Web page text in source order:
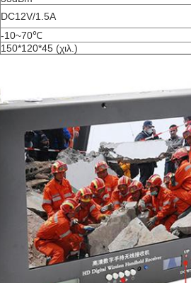
DC12V/1.5A
-10~70℃
150*120*45 (χιλ.)